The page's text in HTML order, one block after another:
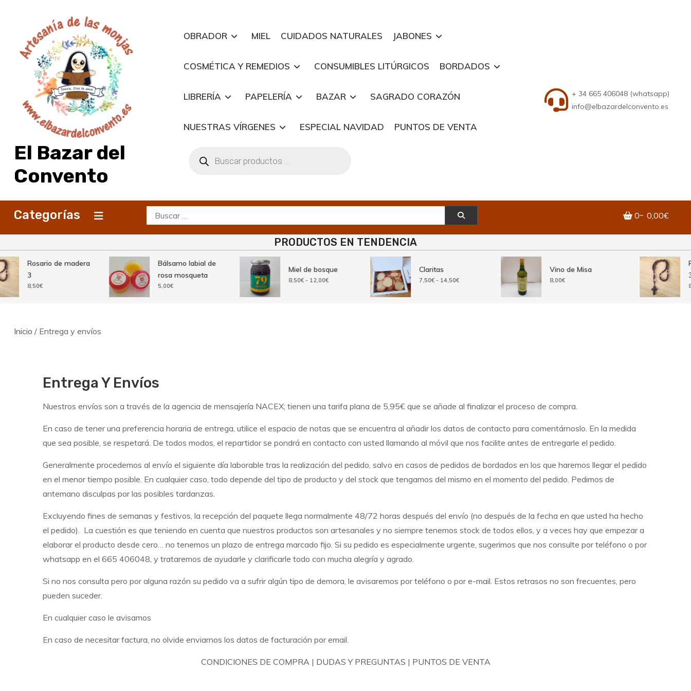
contenido
El Bazar del
Convento
OBRADOR MIEL CUIDADOS NATURALES JABONES
COSMÉTICA Y REMEDIOS CONSUMIBLES LITÚRGICOS BORDADOS
LIBRERÍA PAPELERÍA BAZAR SAGRADO CORAZÓN
NUESTRAS VÍRGENES ESPECIAL NAVIDAD PUNTOS DE VENTA
productos
+ 34 665 406048 (whatsapp)
info@elbazardelconvento.es
Categorías Buscar: 0 0,00€
PRODUCTOS EN TENDENCIA
Rosario de madera
3
8,50€
Bálsamo labial de
rosa mosqueta
5,00€
Miel de bosque
8,50€ - 12,00€Rango
Claritas
7,50€ - 14,50€Rango
Vino de Misa
8,00€
3
Inicio / Entrega y envíos
Entrega Y Envíos
Nuestros envíos son a través de la agencia de mensajería NACEX; tienen una tarifa plana de 5,95€ que se añade al finalizar el proceso de compra.
En caso de tener una preferencia horaria de entrega, utilice el espacio de notas que se encuentra al añadir los datos de contacto para comentárnoslo. En la medida
que sea posible, se respetará. De todos modos, el repartidor se pondrá en contacto con usted llamando al móvil que nos facilite antes de entregarle el pedido.
Generalmente procedemos al envío el siguiente día laborable tras la realización del pedido, salvo en casos de pedidos de bordados en los que haremos llegar el pedido
en el menor tiempo posible. En cualquier caso, todo depende del tipo de producto y del stock que tengamos del mismo en el momento del pedido. Pedimos de
antemano disculpas por las posibles tardanzas.
Excluyendo fines de semanas y festivos, la recepción del paquete llega normalmente 48/72 horas después del envío (no después de la fecha en que usted ha hecho
el pedido). La cuestión es que teniendo en cuenta que nuestros productos son artesanales y no siempre tenemos stock de todos ellos, y a veces hay que empezar a
elaborar el producto desde cero… no tenemos un plazo de entrega marcado fijo. Si su pedido es especialmente urgente, sugerimos que nos consulte por teléfono o por
whatsapp en el 665 406048, y trataremos de ayudarle y clarificarle todo con mucha alegría y agrado.
Si no nos consulta pero por alguna razón su pedido va a sufrir algún tipo de demora, le avisaremos por teléfono o por e-mail. Estos retrasos no son frecuentes, pero
pueden suceder.
En cualquier caso le avisamos
En caso de necesitar factura, no olvide enviarnos los datos de facturación por email.
CONDICIONES DE COMPRA| DUDAS Y PREGUNTAS | PUNTOS DE VENTA